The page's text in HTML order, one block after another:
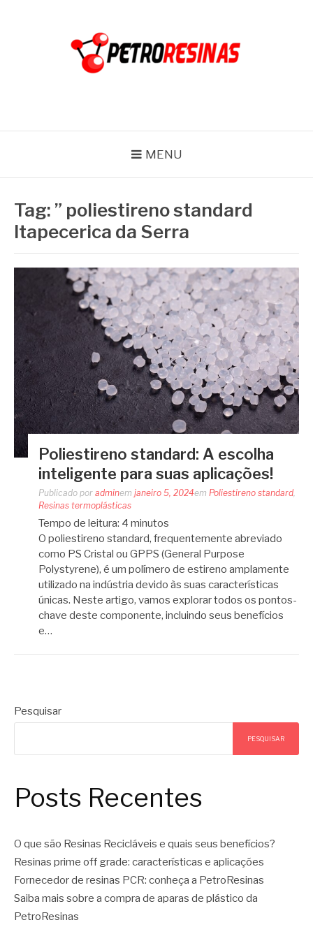
MENU
Tag: ” poliestireno standard
Itapecerica da Serra
Poliestireno standard: A escolha
inteligente para suas aplicações!
Publicado por adminem janeiro 5, 2024em Poliestireno standard
Resinas termoplásticas
Tempo de leitura: 4 minutos
O poliestireno standard, frequentemente abreviado
como PS Cristal ou GPPS (General Purpose
Polystyrene), é um polímero de estireno amplamente
utilizado na indústria devido às suas características
únicas. Neste artigo, vamos explorar todos os pontos-
chave deste componente, incluindo seus benefícios
e…
Pesquisar
PESQUISAR
Posts Recentes
O que são Resinas Recicláveis e quais seus benefícios?
Resinas prime off grade: características e aplicações
Fornecedor de resinas PCR: conheça a PetroResinas
Saiba mais sobre a compra de aparas de plástico da
PetroResinas